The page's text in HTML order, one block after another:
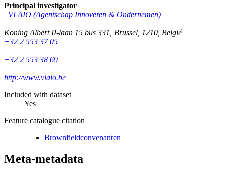
Principal investigator
VLAIO (Agentschap Innoveren & Ondernemen)
Koning Albert II-laan 15 bus 331 Brussel 1210 België
+32 2 553 37 05
+32 2 553 38 69
http://www.vlaio.be
Included with dataset
Yes
Feature catalogue citation
Brownfieldconvenanten
Meta-metadata